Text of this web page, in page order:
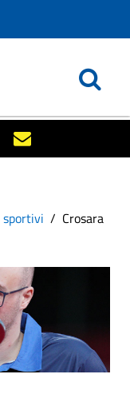
sportivi
Crosara